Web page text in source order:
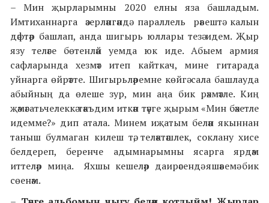
– Мин җырларымны 2020 елны яза башладым.
Имтиханнарга әзерләнгәндә параллель рәвештә калын
дәфтәр башлап, анда шигырь юллары тезә идем. Җыр
язу теләге бөтенләй уемда юк иде. Абыем армия
сафларында хезмәт итеп кайткач, мине гитарада
уйнарга өйрәтте. Шигырьләремне көйгә сала башлауда
абыйның да өлеше зур, мин аңа бик рәхмәтле. Киң
җәмәгатьчелеккә тәкъдим иткән тәүге җырым «Мин бәхетле
идемме?» дип атала. Минем иҗатым белән якыннан
таныш булмаган килеш тә, теләктәшлек, соклану хисе
белдереп, беренче адымнарымны ясарга ярдәм
иттеләр миңа. Яхшы кешеләр даирәсендә яшәвемә бик
сөенәм.